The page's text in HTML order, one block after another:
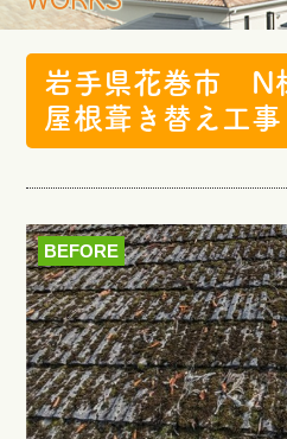
岩手県花巻市
屋根葺き替え工事
BEFORE